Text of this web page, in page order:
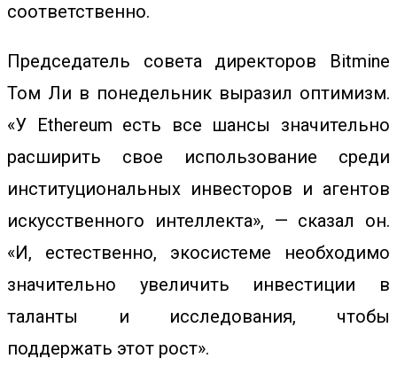
соответственно.
Председатель совета директоров Bitmine
Том Ли в понедельник выразил оптимизм.
«У Ethereum есть все шансы значительно
расширить свое использование среди
институциональных инвесторов и агентов
искусственного интеллекта», — сказал он.
«И, естественно, экосистеме необходимо
значительно увеличить инвестиции в
таланты и исследования, чтобы
поддержать этот рост».